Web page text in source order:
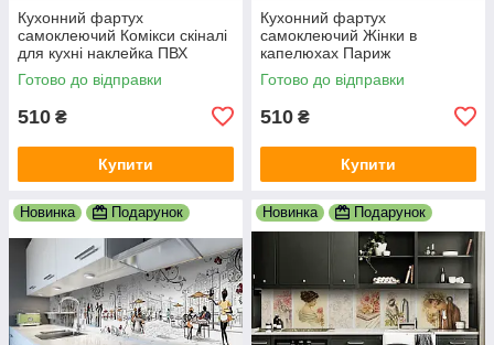
Кухонний фартух
самоклеючий Комікси скіналі
для кухні наклейка ПВХ
малюнок люди білий
600х2000 мм
Готово до відправки
510 ₴
Купити
Кухонний фартух
самоклеючий Жінки в
капелюхах Париж
мальований скіналі для кухні
наклейка ПВХ беж 600х2000
Готово до відправки
510 ₴
Купити
Новинка Подарунок Новинка Подарунок